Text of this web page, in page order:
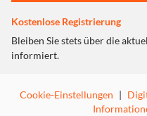
Kostenlose Registrierung
Bleiben Sie stets über die
informiert.
Cookie-Einstellungen |